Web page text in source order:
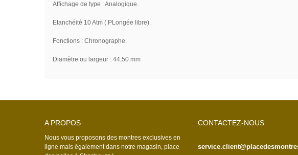
Affichage de type : Analogique.
Etanchéité 10 Atm ( PLongée libre).
Fonctions : Chronographe.
Diamètre ou largeur : 44,50 mm
A PROPOS
Nous vous proposons des montres exclusives en
ligne mais également dans notre magasin, place
CONTACTEZ-NOUS